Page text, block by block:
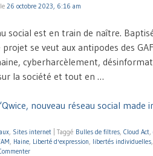
le 26 octobre 2023, 6:16 am
social est en train de naître.
projet se veut aux antipodes des
cyberharcèlement,
la société et tout en …
nouveau réseau social made
, Sites internet Taggé Bulles de filtres, Cloud Act,
, Haine, Liberté d'expression, libertés individuelles,